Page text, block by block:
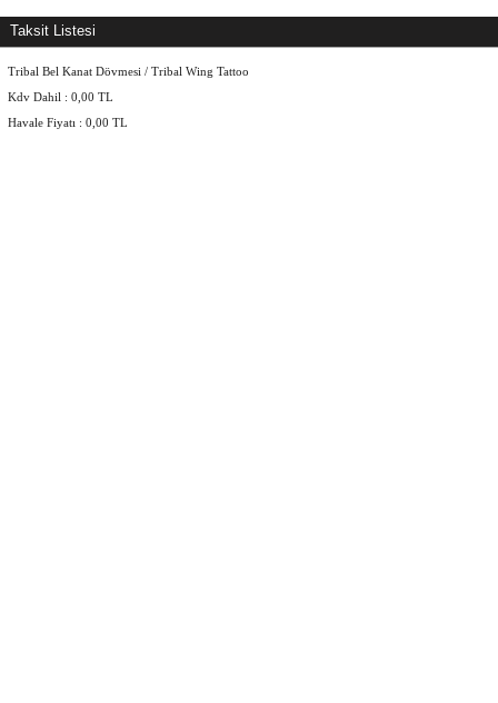
Taksit Listesi
Tribal Bel Kanat Dövmesi / Tribal Wing Tattoo
Kdv Dahil : 0,00 TL
Havale Fiyatı : 0,00 TL